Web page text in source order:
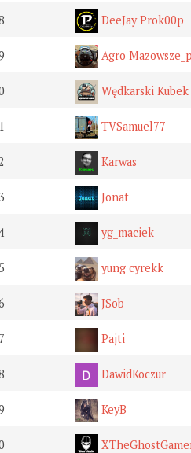
DeeJay Prok00p
Agro
Wędkarski Kubek
TVSamuel77
Karwas
Jonat
yg_maciek
yung cyrekk
JSob
Pajti
DawidKoczur
KeyB